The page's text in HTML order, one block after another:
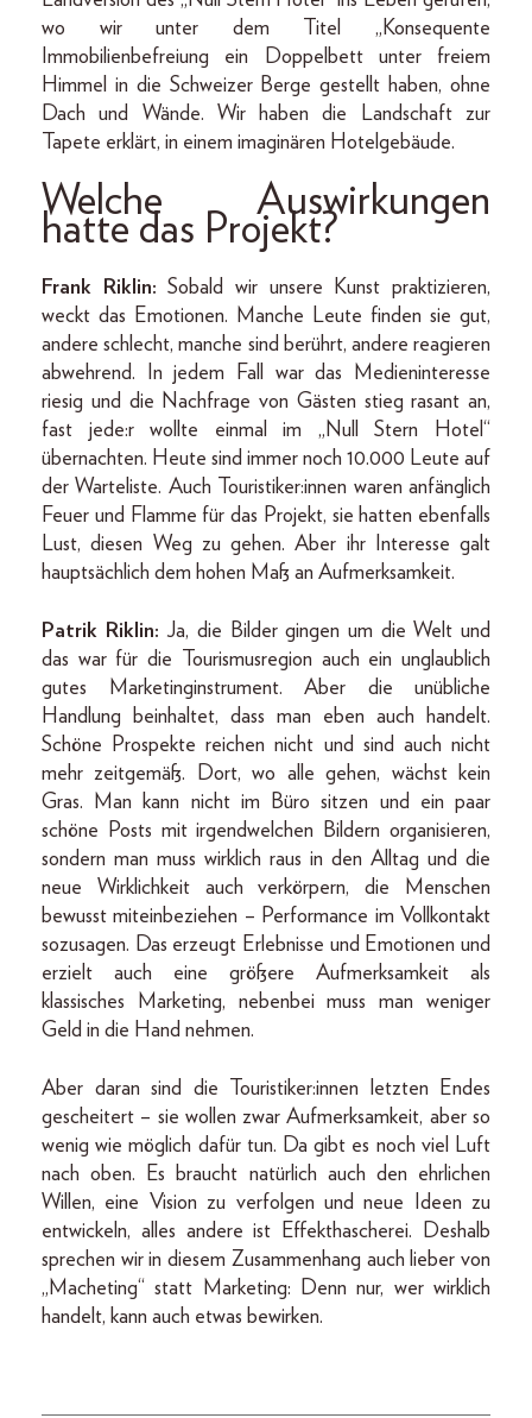
wo wir unter dem Titel „Konsequente
Immobilienbefreiung ein Doppelbett unter freiem
Himmel in die Schweizer Berge gestellt haben, ohne
Dach und Wände. Wir haben die Landschaft zur
Tapete erklärt, in einem imaginären Hotelgebäude.
Welche Auswirkungen
hatte das Projekt?
Frank Riklin: Sobald wir unsere Kunst praktizieren,
weckt das Emotionen. Manche Leute finden sie gut,
andere schlecht, manche sind berührt, andere reagieren
abwehrend. In jedem Fall war das Medieninteresse
riesig und die Nachfrage von Gästen stieg rasant an,
fast jede:r wollte einmal im „Null Stern Hotel“
übernachten. Heute sind immer noch 10.000 Leute auf
der Warteliste. Auch Touristiker:innen waren anfänglich
Feuer und Flamme für das Projekt, sie hatten ebenfalls
Lust, diesen Weg zu gehen. Aber ihr Interesse galt
hauptsächlich dem hohen Maß an Aufmerksamkeit.
Patrik Riklin: Ja, die Bilder gingen um die Welt und
das war für die Tourismusregion auch ein unglaublich
gutes Marketinginstrument. Aber die unübliche
Handlung beinhaltet, dass man eben auch handelt.
Schöne Prospekte reichen nicht und sind auch nicht
mehr zeitgemäß. Dort, wo alle gehen, wächst kein
Gras. Man kann nicht im Büro sitzen und ein paar
schöne Posts mit irgendwelchen Bildern organisieren,
sondern man muss wirklich raus in den Alltag und die
neue Wirklichkeit auch verkörpern, die Menschen
bewusst miteinbeziehen – Performance im Vollkontakt
sozusagen. Das erzeugt Erlebnisse und Emotionen und
erzielt auch eine größere Aufmerksamkeit als
klassisches Marketing, nebenbei muss man weniger
Geld in die Hand nehmen.
Aber daran sind die Touristiker:innen letzten Endes
gescheitert – sie wollen zwar Aufmerksamkeit, aber so
wenig wie möglich dafür tun. Da gibt es noch viel Luft
nach oben. Es braucht natürlich auch den ehrlichen
Willen, eine Vision zu verfolgen und neue Ideen zu
entwickeln, alles andere ist Effekthascherei. Deshalb
sprechen wir in diesem Zusammenhang auch lieber von
„Macheting“ statt Marketing: Denn nur, wer wirklich
handelt, kann auch etwas bewirken.